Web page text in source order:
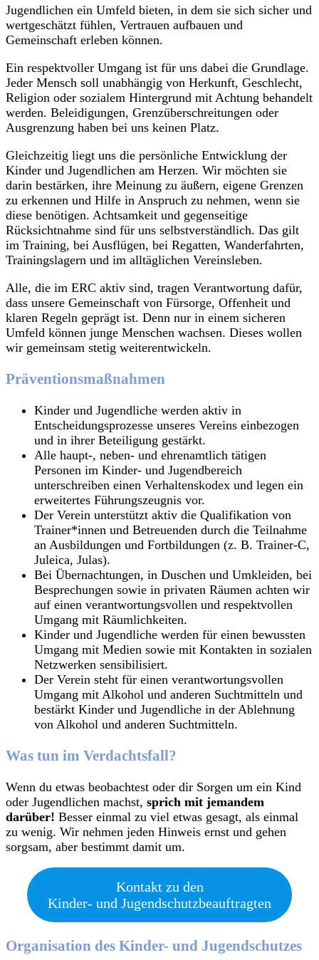
Jugendlichen ein Umfeld bieten, in dem sie sich sicher und
wertgeschätzt fühlen, Vertrauen aufbauen und
Gemeinschaft erleben können.
Ein respektvoller Umgang ist für uns dabei die Grundlage.
Jeder Mensch soll unabhängig von Herkunft, Geschlecht,
Religion oder sozialem Hintergrund mit Achtung behandelt
werden. Beleidigungen, Grenzüberschreitungen oder
Ausgrenzung haben bei uns keinen Platz.
Gleichzeitig liegt uns die persönliche Entwicklung der
Kinder und Jugendlichen am Herzen. Wir möchten sie
darin bestärken, ihre Meinung zu äußern, eigene Grenzen
zu erkennen und Hilfe in Anspruch zu nehmen, wenn sie
diese benötigen. Achtsamkeit und gegenseitige
Rücksichtnahme sind für uns selbstverständlich. Das gilt
im Training, bei Ausflügen, bei Regatten, Wanderfahrten,
Trainingslagern und im alltäglichen Vereinsleben.
Alle, die im ERC aktiv sind, tragen Verantwortung dafür,
dass unsere Gemeinschaft von Fürsorge, Offenheit und
klaren Regeln geprägt ist. Denn nur in einem sicheren
Umfeld können junge Menschen wachsen. Dieses wollen
wir gemeinsam stetig weiterentwickeln.
Präventionsmaßnahmen
Kinder und Jugendliche werden aktiv in
Entscheidungsprozesse unseres Vereins einbezogen
und in ihrer Beteiligung gestärkt.
Alle haupt-, neben- und ehrenamtlich tätigen
Personen im Kinder- und Jugendbereich
unterschreiben einen Verhaltenskodex und legen ein
erweitertes Führungszeugnis vor.
Der Verein unterstützt aktiv die Qualifikation von
Trainer*innen und Betreuenden durch die Teilnahme
an Ausbildungen und Fortbildungen (z. B. Trainer-C,
Juleica, Julas).
Bei Übernachtungen, in Duschen und Umkleiden, bei
Besprechungen sowie in privaten Räumen achten wir
auf einen verantwortungsvollen und respektvollen
Umgang mit Räumlichkeiten.
Kinder und Jugendliche werden für einen bewussten
Umgang mit Medien sowie mit Kontakten in sozialen
Netzwerken sensibilisiert.
Der Verein steht für einen verantwortungsvollen
Umgang mit Alkohol und anderen Suchtmitteln und
bestärkt Kinder und Jugendliche in der Ablehnung
von Alkohol und anderen Suchtmitteln.
Was tun im Verdachtsfall?
Wenn du etwas beobachtest oder dir Sorgen um ein Kind
oder Jugendlichen machst, sprich mit jemandem
darüber! Besser einmal zu viel etwas gesagt, als einmal
zu wenig. Wir nehmen jeden Hinweis ernst und gehen
sorgsam, aber bestimmt damit um.
Kontakt zu den
Kinder- und Jugendschutzbeauftragten
Organisation des Kinder- und Jugendschutzes